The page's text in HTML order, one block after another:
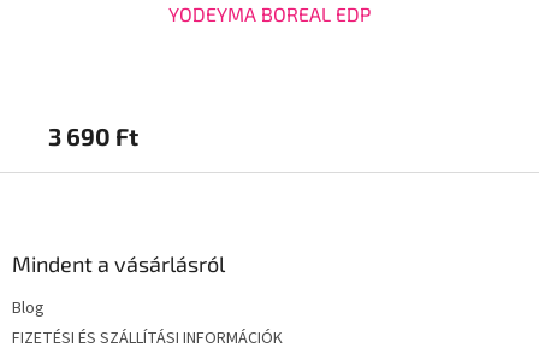
YODEYMA BOREAL EDP
3 690 Ft
Mindent a vásárlásról
Blog
FIZETÉSI ÉS SZÁLLÍTÁSI INFORMÁCIÓK